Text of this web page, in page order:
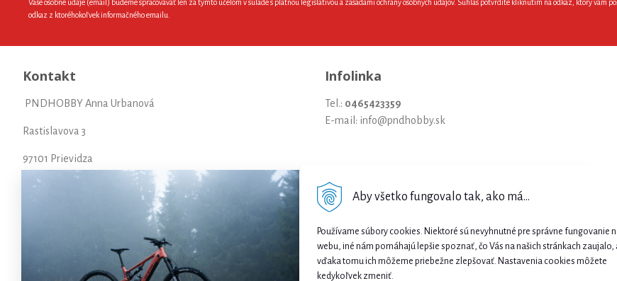
Aby všetko fungovalo tak, ako má...
Používame súbory cookies. Niektoré sú nevyhnutné pre správne fungovanie
webu, iné nám pomáhajú lepšie spoznať, čo Vás na našich stránkach zaujalo,
vďaka tomu ich môžeme priebežne zlepšovať. Nastavenia cookies môžete
kedykoľvek zmeniť.
Vaše osobné údaje (email) budeme spracovávať len za týmto účelom v súlade s platnou legislatívou a zásadami ochrany osobných údajov. Súhlas potvrdíte kliknutím na odkaz, ktorý vám
odkaz z ktoréhokoľvek informačného emailu.
Kontakt
PNDHOBBY Anna Urbanová
Rastislavova 3
97101 Prievidza
Infolinka
Tel.: 0465423359
E-mail: info@pndhobby.sk
Najnižšia cena .
Našli ste nižšiu cenu e-biku? Prekonáme ju!
🔥 Pošlite nám ponuku a získajte ešte lepšiu
cenu. 🚴⚡